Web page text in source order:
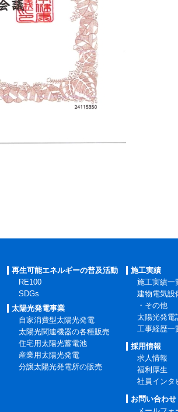
再生可能エネルギーの普及活動
RE100
SDGs
太陽光発電事業
自家消費型太陽光発電
太陽光関連機器の各種販売
住宅用太陽光蓄電池
産業用太陽光発電
分譲太陽光発電所の販売
施工実績
施工実績一
建物電気設
・その他
太陽光発電
工事経歴一
採用情報
求人情報
福利厚生
社員インタ
お問い合わせ